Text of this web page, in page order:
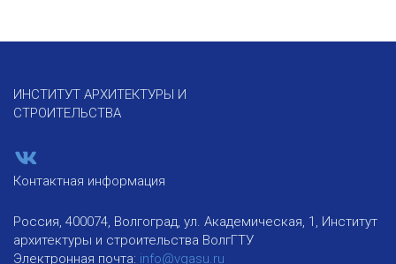
ИНСТИТУТ АРХИТЕКТУРЫ И
СТРОИТЕЛЬСТВА
Контактная информация
Россия, 400074, Волгоград, ул. Академическая, 1, Институт
архитектуры и строительства ВолгГТУ
Электронная почта: info@vgasu.ru